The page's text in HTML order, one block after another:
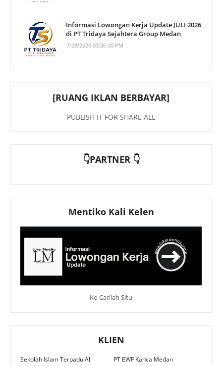
Informasi Lowongan Kerja Update JULI 2026
di PT Tridaya Sejahtera Group Medan
7/28/2026 03:26:00 PM
[RUANG IKLAN BERBAYAR]
PUBLISH IT FOR SHARE ALL
👇PARTNER 👇
Mentiko Kali Kelen
Ko Carilah Situ
KLIEN
Sekolah Islam Terpadu Al
PT EWF Kanca Medan